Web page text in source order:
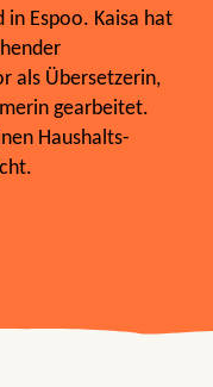
in Espoo. Kaisa hat
als Übersetzerin,
gearbeitet.
Haushalts-